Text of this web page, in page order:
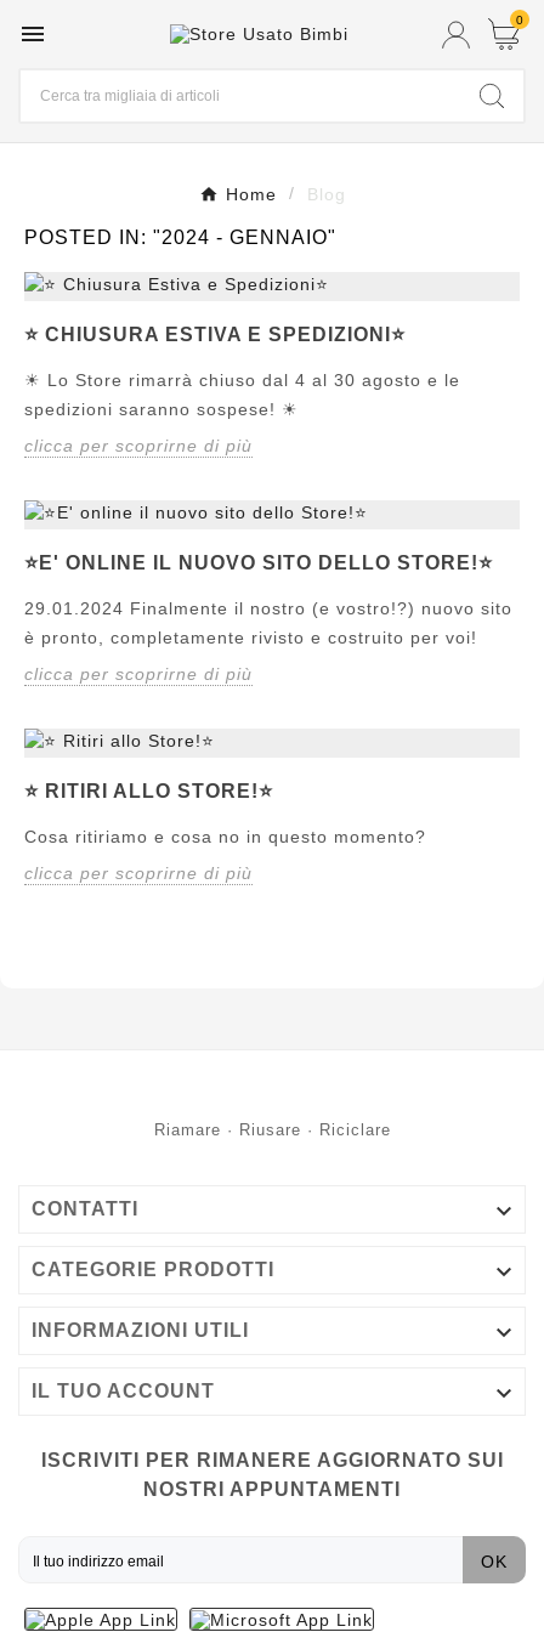
 0
Home Blog
POSTED IN: "2024 - GENNAIO"
⭐️ CHIUSURA ESTIVA E SPEDIZIONI⭐️
☀ Lo Store rimarrà chiuso dal 4 al 30 agosto e le
spedizioni saranno sospese! ☀
clicca per scoprirne di più
⭐️E' ONLINE IL NUOVO SITO DELLO STORE!⭐️
29.01.2024 Finalmente il nostro (e vostro!?) nuovo sito
è pronto, completamente rivisto e costruito per voi!
clicca per scoprirne di più
⭐️ RITIRI ALLO STORE!⭐️
Cosa ritiriamo e cosa no in questo momento?
clicca per scoprirne di più
Riamare · Riusare · Riciclare
CONTATTI 
CATEGORIE PRODOTTI 
INFORMAZIONI UTILI 
IL TUO ACCOUNT 
ISCRIVITI PER RIMANERE AGGIORNATO SUI
NOSTRI APPUNTAMENTI
OK